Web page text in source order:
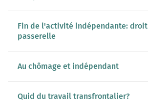
Fin de l'activité indépendante: droit
passerelle
Au chômage et indépendant
Quid du travail transfrontalier?